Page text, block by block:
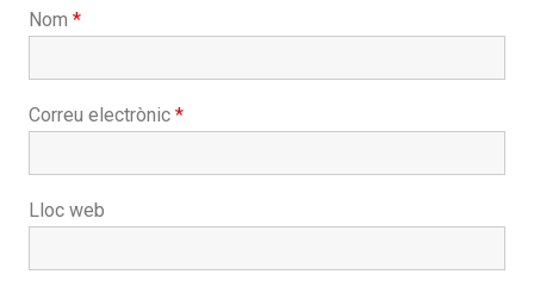
Nom *
Correu electrònic *
Lloc web